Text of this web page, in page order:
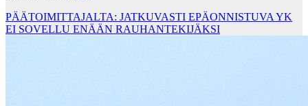
PÄÄTOIMITTAJALTA: JATKUVASTI EPÄONNISTUVA YK
EI SOVELLU ENÄÄN RAUHANTEKIJÄKSI